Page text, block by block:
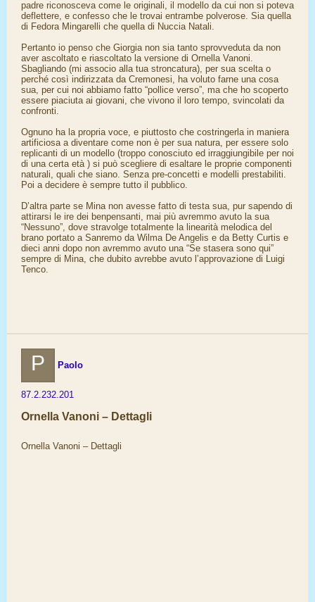
padre riconosceva come le originali, il modello da cui non si poteva
deflettere, e confesso che le trovai entrambe polverose. Sia quella
di Fedora Mingarelli che quella di Nuccia Natali.
Pertanto io penso che Giorgia non sia tanto sprovveduta da non
aver ascoltato e riascoltato la versione di Ornella Vanoni.
Sbagliando (mi associo alla tua stroncatura), per sua scelta o
perché così indirizzata da Cremonesi, ha voluto farne una cosa
sua, per cui noi abbiamo fatto “pollice verso”, ma che ho scoperto
essere piaciuta ai giovani, che vivono il loro tempo, svincolati da
confronti.
Ognuno ha la propria voce, e piuttosto che costringerla in maniera
artificiosa a diventare come non è per sua natura, per essere solo
replicanti di un modello (troppo conosciuto ed irraggiungibile per noi
di una certa età ) si può scegliere di esaltare le proprie componenti
naturali, quali che siano. Senza pre-concetti e modelli prestabiliti.
Poi a decidere è sempre tutto il pubblico.
D’altra parte se Mina non avesse fatto di testa sua, pur sapendo di
attirarsi le ire dei benpensanti, mai più avremmo avuto la sua
“Nessuno”, dove stravolge totalmente la linearità melodica del
brano portato a Sanremo da Wilma De Angelis e da Betty Curtis e
dieci anni dopo non avremmo avuto una “Se stasera sono qui”
sempre di Mina, che dubito avrebbe avuto l’approvazione di Luigi
Tenco.
P Paolo
87.2.232.201
Ornella Vanoni – Dettagli
Ornella Vanoni – Dettagli